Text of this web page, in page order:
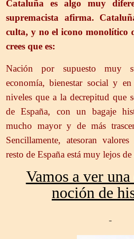
Cataluña es algo muy
supremacista afirma.
culta, y no el icono monolítico
crees que es:
Nación por supuesto muy
economía, bienestar social y
niveles que a la decrepitud que
de España, con un bagaje
mucho mayor y de más
Sencillamente, atesoran
resto de España está muy lejos
Vamos a ver
noción de